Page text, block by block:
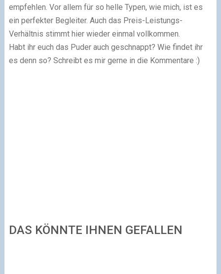
empfehlen. Vor allem für so helle Typen, wie mich, ist es
ein perfekter Begleiter. Auch das Preis-Leistungs-
Verhältnis stimmt hier wieder einmal vollkommen.
Habt ihr euch das Puder auch geschnappt? Wie findet ihr
es denn so? Schreibt es mir gerne in die Kommentare :)
DAS KÖNNTE IHNEN GEFALLEN